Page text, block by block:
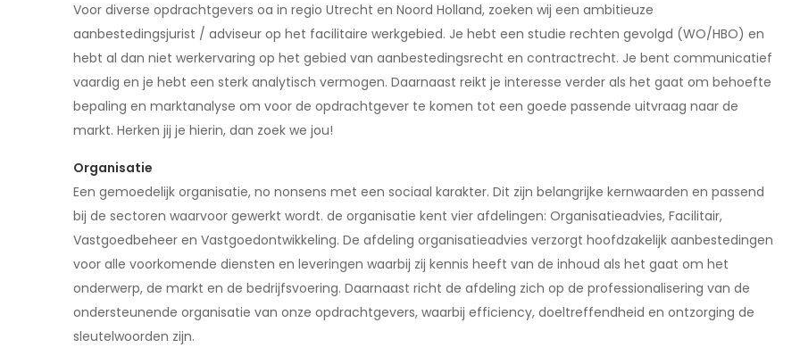
Voor diverse opdrachtgevers oa in regio Utrecht en Noord Holland, zoeken wij een ambitieuze
aanbestedingsjurist / adviseur op het facilitaire werkgebied. Je hebt een studie rechten gevolgd (WO/HBO) en
hebt al dan niet werkervaring op het gebied van aanbestedingsrecht en contractrecht. Je bent communicatief
vaardig en je hebt een sterk analytisch vermogen. Daarnaast reikt je interesse verder als het gaat om behoefte
bepaling en marktanalyse om voor de opdrachtgever te komen tot een goede passende uitvraag naar de
markt. Herken jij je hierin, dan zoek we jou!
Organisatie
Een gemoedelijk organisatie, no nonsens met een sociaal karakter. Dit zijn belangrijke kernwaarden en passend
bij de sectoren waarvoor gewerkt wordt. de organisatie kent vier afdelingen: Organisatieadvies, Facilitair,
Vastgoedbeheer en Vastgoedontwikkeling. De afdeling organisatieadvies verzorgt hoofdzakelijk aanbestedingen
voor alle voorkomende diensten en leveringen waarbij zij kennis heeft van de inhoud als het gaat om het
onderwerp, de markt en de bedrijfsvoering. Daarnaast richt de afdeling zich op de professionalisering van de
ondersteunende organisatie van onze opdrachtgevers, waarbij efficiency, doeltreffendheid en ontzorging de
sleutelwoorden zijn.